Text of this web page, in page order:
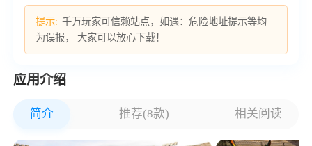
提示: 千万玩家可信赖站点，如遇：危险地址提示等均
为误报， 大家可以放心下载！
应用介绍
简介 推荐(8款) 相关阅读